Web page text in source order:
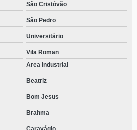
São Cristóvão
São Pedro
Universitário
Vila Roman
Area Industrial
Beatriz
Bom Jesus
Brahma